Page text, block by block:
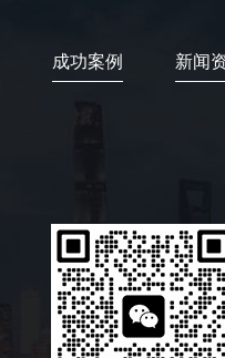
成功案例 新闻